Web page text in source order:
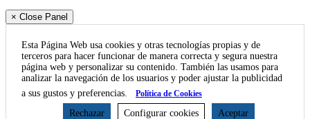
× Close Panel
Esta Página Web usa cookies y otras tecnologías propias y de
terceros para hacer funcionar de manera correcta y segura nuestra
página web y personalizar su contenido. También las usamos para
analizar la navegación de los usuarios y poder ajustar la publicidad
a sus gustos y preferencias.
Política de Cookies
Rechazar Configurar cookies Aceptar